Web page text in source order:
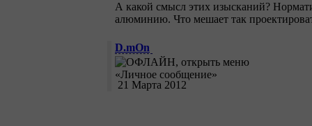
А какой смысл этих изысканий?
алюминию. Что мешает так
D.mOn
21 Марта 2012